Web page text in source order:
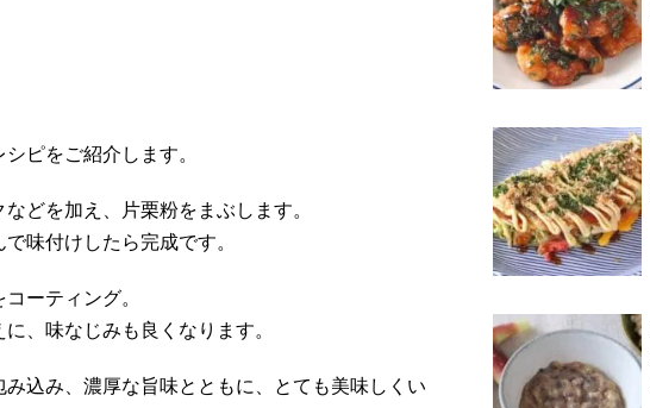
ピをご紹介します。
どを加え、片栗粉をまぶします。
味付けしたら完成です。
ーティング。
、味なじみも良くなります。
込み、濃厚な旨味とともに、とても美味しくい